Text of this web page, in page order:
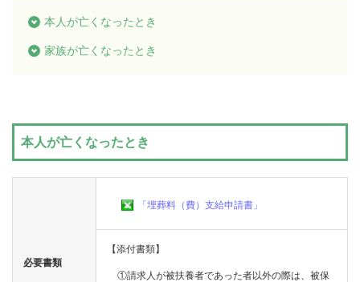
み
の
給
保
本人が亡くなったとき
家族が亡くなったとき
本人が亡くなったとき
必要書類
「埋葬料（費）支給申請書」
【添付書類】
①請求人が被扶養者であった者以外の際は、被保